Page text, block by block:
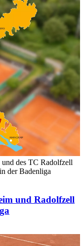
des TC Radolfzell
der Badenliga
und Radolfzell